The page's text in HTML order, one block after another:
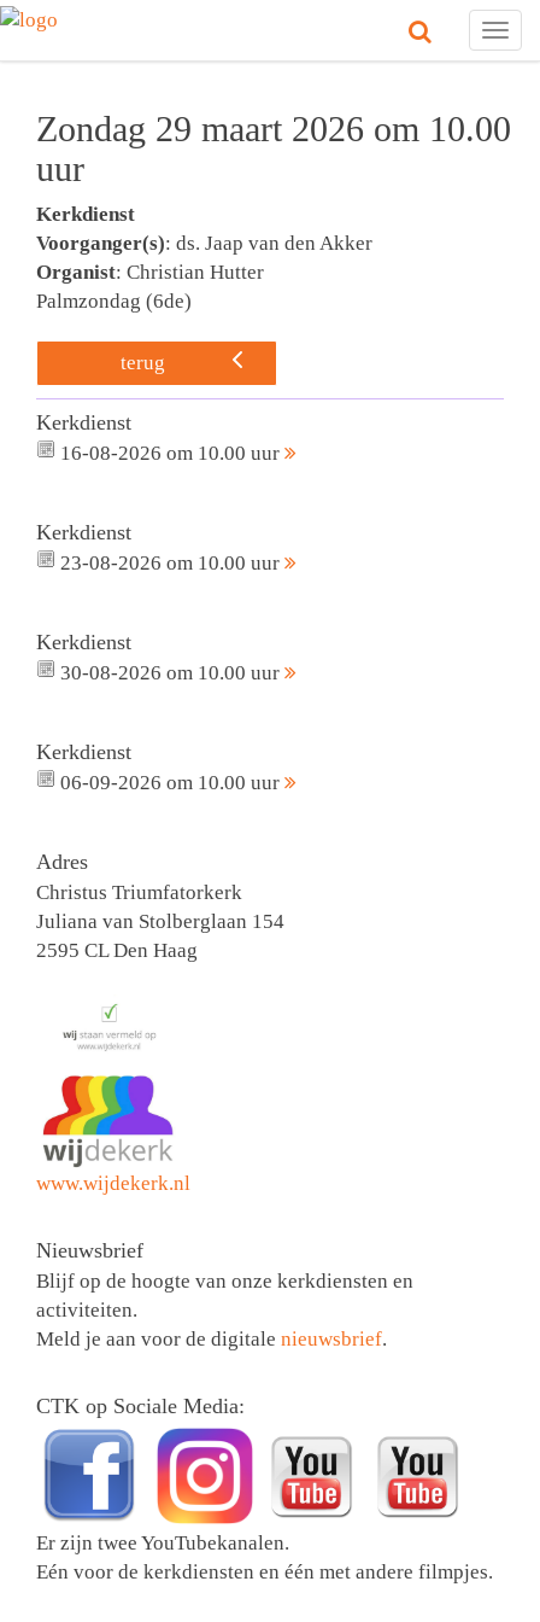
Zondag 29 maart 2026 om 10.00
uur
Kerkdienst
Voorganger(s): ds. Jaap van den Akker
Organist: Christian Hutter
Palmzondag (6de)
terug
Kerkdienst
16-08-2026 om 10.00 uur
Kerkdienst
23-08-2026 om 10.00 uur
Kerkdienst
30-08-2026 om 10.00 uur
Kerkdienst
06-09-2026 om 10.00 uur
Adres
Christus Triumfatorkerk
Juliana van Stolberglaan 154
2595 CL Den Haag
www.wijdekerk.nl
Nieuwsbrief
Blijf op de hoogte van onze kerkdiensten en
activiteiten.
Meld je aan voor de digitale nieuwsbrief.
CTK op Sociale Media:
Er zijn twee YouTubekanalen.
Eén voor de kerkdiensten en één met andere filmpjes.